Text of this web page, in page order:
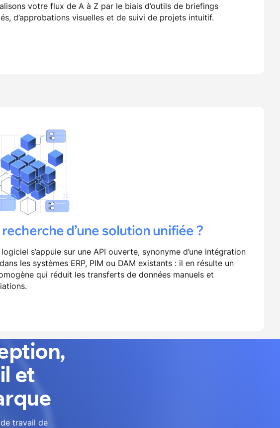
votre flux de A à Z par le biais d’outils de briefings
d’approbations visuelles et de suivi de projets intuitif.
recherche d’une solution unifiée ?
s’appuie sur une API ouverte, synonyme d’une intégration
les systèmes ERP, PIM ou DAM existants : il en résulte un
qui réduit les transferts de données manuels et
et
travail de